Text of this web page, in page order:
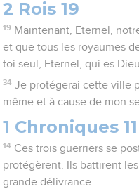
2 Rois 19
19 Maintenant, Eternel,
et que tous les royaumes
toi seul, Eternel, qui es
34 Je protégerai cette ville
même et à cause de mon
1 Chroniques 11
14 Ces trois guerriers se
protégèrent. Ils battirent
grande délivrance.